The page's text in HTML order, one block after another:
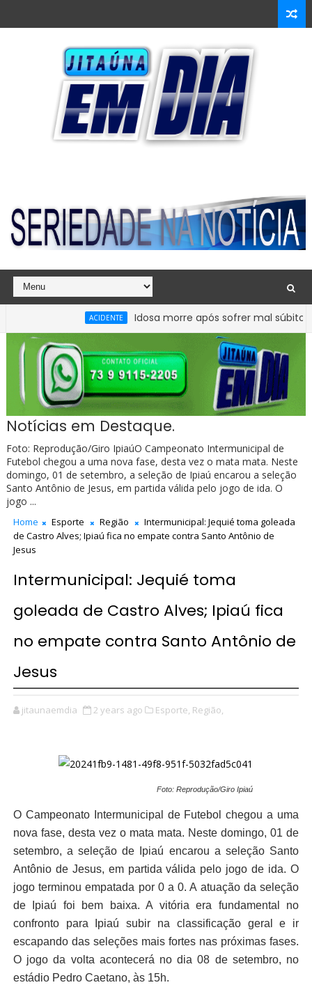
Idosa morre após sofrer mal súbito no
Notícias em Destaque.
Foto: Reprodução/Giro IpiaúO Campeonato Intermunicipal de
Futebol chegou a uma nova fase, desta vez o mata mata. Neste
domingo, 01 de setembro, a seleção de Ipiaú encarou a seleção
Santo Antônio de Jesus, em partida válida pelo jogo de ida. O
jogo ...
Home Esporte Região
Intermunicipal: Jequié toma goleada
de Castro Alves; Ipiaú fica no empate contra Santo Antônio de
Jesus
Intermunicipal: Jequié toma
goleada de Castro Alves; Ipiaú fica
no empate contra Santo Antônio de
Jesus
jitaunaemdia 2 years ago Esporte, Região,
Foto: Reprodução/Giro Ipiaú
O Campeonato Intermunicipal de Futebol chegou a uma
nova fase, desta vez o mata mata. Neste domingo, 01 de
setembro, a seleção de Ipiaú encarou a seleção Santo
Antônio de Jesus, em partida válida pelo jogo de ida. O
jogo terminou empatada por 0 a 0. A atuação da seleção
de Ipiaú foi bem baixa. A vitória era fundamental no
confronto para Ipiaú subir na classificação geral e ir
escapando das seleções mais fortes nas próximas fases.
O jogo da volta acontecerá no dia 08 de setembro, no
estádio Pedro Caetano, às 15h.